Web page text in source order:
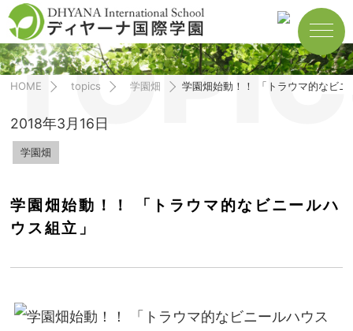
HOME topics 学園畑 学園畑始動！！ 「トラウマ的なビ
2018年3月16日
学園畑
学園畑始動！！ 「トラウマ的なビニールハ
ウス組立」